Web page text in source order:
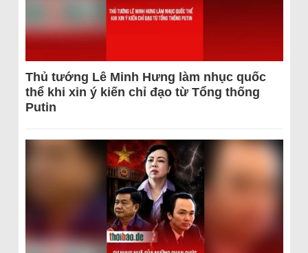
Thủ tướng Lê Minh Hưng làm nhục quốc
thể khi xin ý kiến chỉ đạo từ Tổng thống
Putin